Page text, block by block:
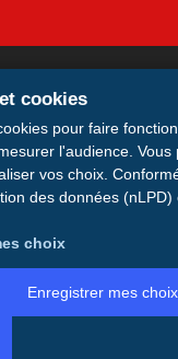
cookies
pour faire
l'audience. Vous
vos choix.
des données (nLPD)
choix
Enregistrer mes choix
sur votre
avoir votre licence et votre
avec vous, même